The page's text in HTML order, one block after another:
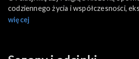
codziennego życia i współczesności,
znawcy literatury i humanistyki.
więcej